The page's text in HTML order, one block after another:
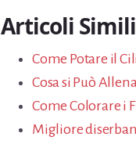
bo
ok
tt
er
er
es
t
ail
Articoli Simili
Come Potare il
Cosa si Può
Come Colorare i
Migliore